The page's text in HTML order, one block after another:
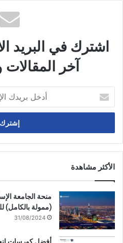
اشترك في البريد
آخر المقالات
بريدك
الإلكتروني
الأكثر مشاهدة
(ممولة بالكامل)
31/08/2024